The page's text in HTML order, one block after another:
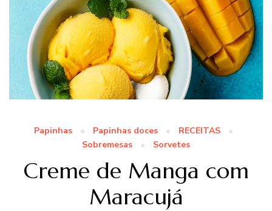
Papinhas Papinhas doces
RECEITAS
Sobremesas
Sorvetes
Creme de Manga com
Maracujá